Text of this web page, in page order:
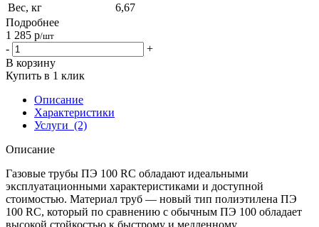
Вес, кг
6,67
Подробнее
1 285 р/шт
-
+
В корзину
Купить в 1 клик
Описание
Характеристики
Услуги (2)
Описание
Газовые трубы ПЭ 100 RC обладают идеальными
эксплуатационными характеристиками и доступной
стоимостью. Материал труб — новый тип полиэтилена ПЭ
100 RC, который по сравнению с обычным ПЭ 100 обладает
высокой стойкостью к быстрому и медленному